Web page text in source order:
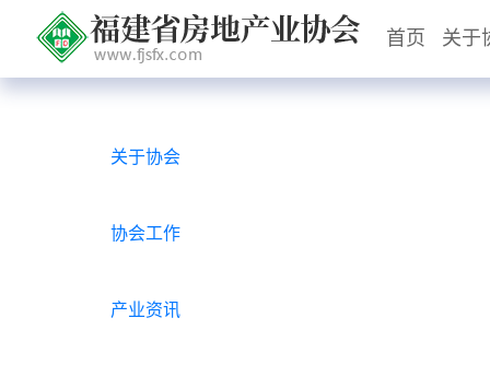
首页 关于
关于协会
协会工作
产业资讯